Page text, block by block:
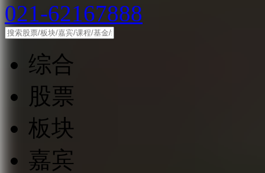
021-62167888
综合
股票
板块
嘉宾